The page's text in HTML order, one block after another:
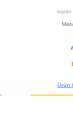
toptan